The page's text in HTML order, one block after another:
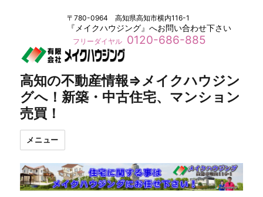
〒780-0964 高知県高知市横内116-1
『メイクハウジング』へお問い合わせ下さい
フリーダイヤル 0120-686-885
高知の不動産情報⇒メイクハウジン
グへ！新築・中古住宅、マンション
売買！
メニュー